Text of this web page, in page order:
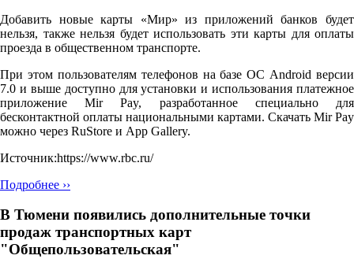
Добавить новые карты «Мир» из приложений банков будет
нельзя, также нельзя будет использовать эти карты для оплаты
проезда в общественном транспорте.
При этом пользователям телефонов на базе ОС Android версии
7.0 и выше доступно для установки и использования платежное
приложение Mir Pay, разработанное специально для
бесконтактной оплаты национальными картами. Скачать Mir Pay
можно через RuStore и App Gallery.
Источник:https://www.rbc.ru/
Подробнее ››
В Тюмени появились дополнительные точки
продаж транспортных карт
"Общепользовательская"